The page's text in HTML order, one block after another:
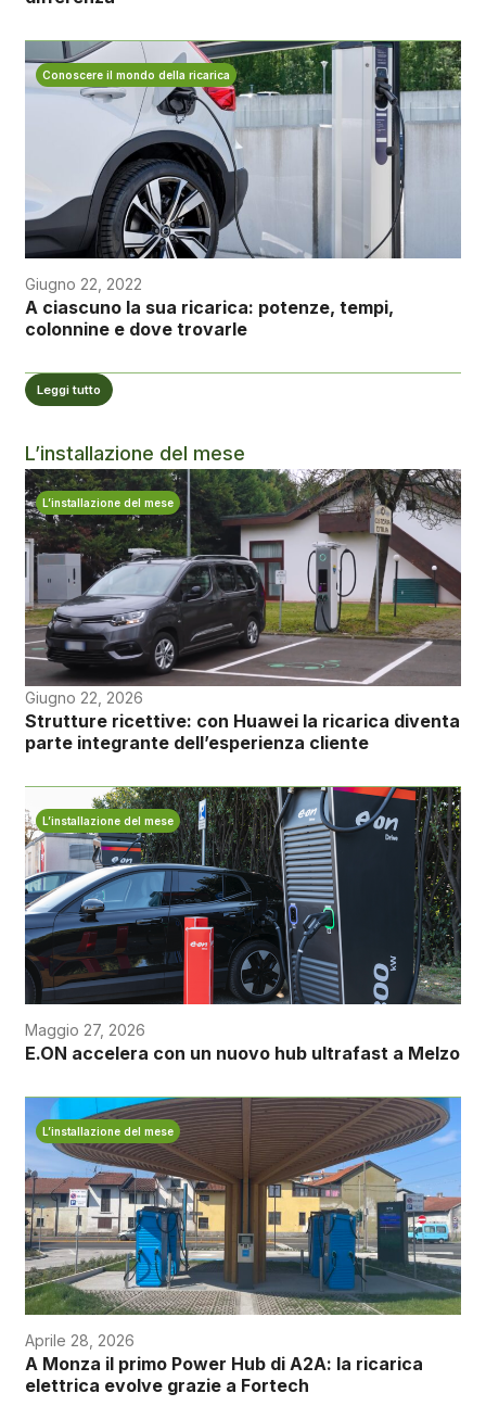
Conoscere il mondo della ricarica
Giugno 22, 2022
A ciascuno la sua ricarica: potenze, tempi,
colonnine e dove trovarle
Leggi tutto
L’installazione del mese
L’installazione del mese
Giugno 22, 2026
Strutture ricettive: con Huawei la ricarica diventa
parte integrante dell’esperienza cliente
L’installazione del mese
Maggio 27, 2026
E.ON accelera con un nuovo hub ultrafast a Melzo
L’installazione del mese
Aprile 28, 2026
A Monza il primo Power Hub di A2A: la ricarica
elettrica evolve grazie a Fortech